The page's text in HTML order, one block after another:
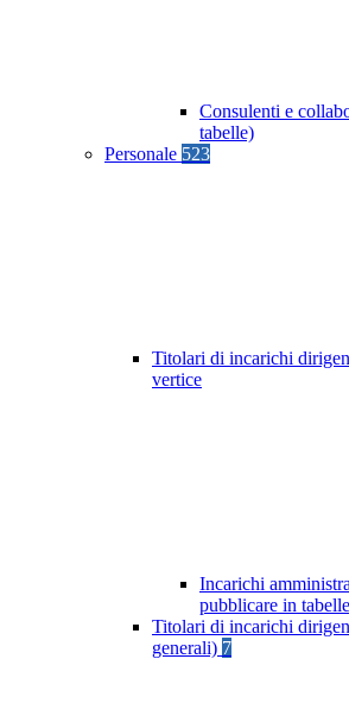
Consulenti e
tabelle)
Personale 523
Titolari di incarichi
vertice
Incarichi
pubblicare in
Titolari di incarichi
generali) 7